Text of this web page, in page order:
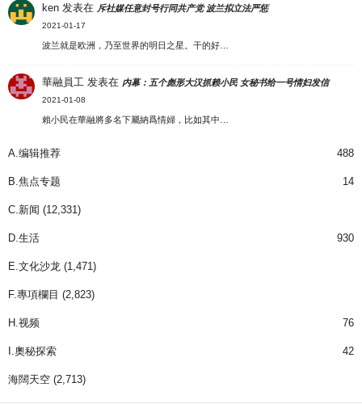
ken 发表在 斥社媒任意封号行同共产党 波兰拟立法严惩
2021-01-17
波兰就是欧洲，乃至世界的明日之星。干的好…
華融員工 发表在 内幕：五个彪形大汉抓赖小民 女秘书给一号情妇发信
2021-01-08
賴小民在華融將多名下屬納爲情婦，比如其中…
A.编辑推荐 488
B.焦点专题 14
C.新闻 (12,331)
D.生活 930
E.文化沙龙 (1,471)
F.專項欄目 (2,823)
H.视频 76
I.奧秘探索 42
海闊天空 (2,713)